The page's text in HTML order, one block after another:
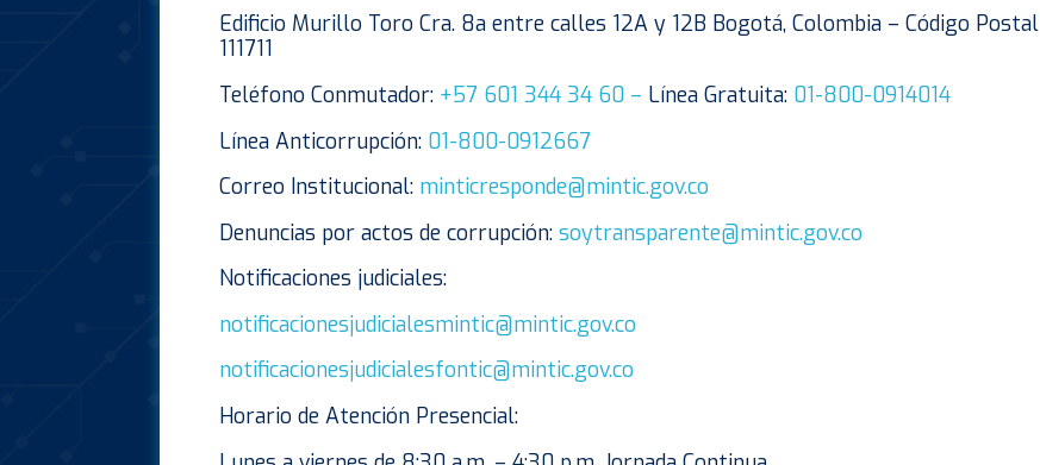
Edificio Murillo Toro Cra. 8a entre calles 12A y 12B Bogotá, Colombia – Código Postal
111711
Teléfono Conmutador: +57 601 344 34 60 – Línea Gratuita: 01-800-0914014
Línea Anticorrupción: 01-800-0912667
Correo Institucional: minticresponde@mintic.gov.co
Denuncias por actos de corrupción:soytransparente@mintic.gov.co
Notificaciones judiciales:
notificacionesjudicialesmintic@mintic.gov.co
notificacionesjudicialesfontic@mintic.gov.co
Horario de Atención Presencial: